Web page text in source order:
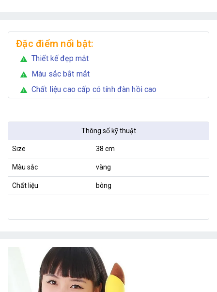
Đặc điểm nổi bật:
warning Thiết kế đẹp mắt
warning Màu sắc bắt mắt
warning Chất liệu cao cấp có tính đàn hồi cao
Thông số kỹ thuật
Size 38 cm
Màu sắc vàng
Chất liệu bông